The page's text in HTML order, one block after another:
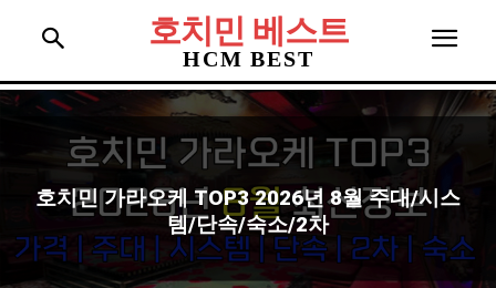
호치민 베스트
HCM BEST
호치민 가라오케 TOP3 2026년 8월 주대/시스
템/단속/숙소/2차